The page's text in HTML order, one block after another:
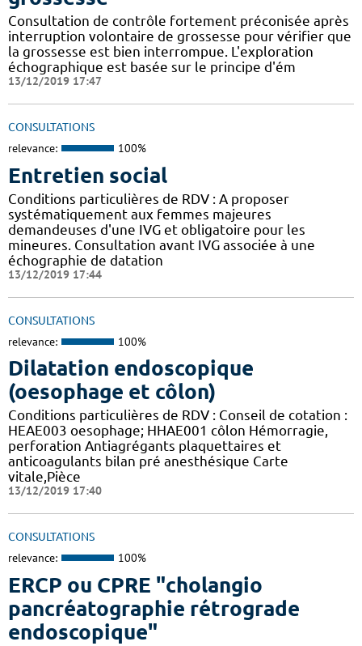
Consultation de contrôle fortement préconisée après
interruption volontaire de grossesse pour vérifier que
la grossesse est bien interrompue. L'exploration
échographique est basée sur le principe d'ém
13/12/2019 17:47
CONSULTATIONS
relevance: 100%
Entretien social
Conditions particulières de RDV : A proposer
systématiquement aux femmes majeures
demandeuses d'une IVG et obligatoire pour les
mineures. Consultation avant IVG associée à une
échographie de datation
13/12/2019 17:44
CONSULTATIONS
relevance: 100%
Dilatation endoscopique
(oesophage et côlon)
Conditions particulières de RDV : Conseil de cotation :
HEAE003 oesophage; HHAE001 côlon Hémorragie,
perforation Antiagrégants plaquettaires et
anticoagulants bilan pré anesthésique Carte
vitale,Pièce
13/12/2019 17:40
CONSULTATIONS
relevance: 100%
ERCP ou CPRE "cholangio
pancréatographie rétrograde
endoscopique"